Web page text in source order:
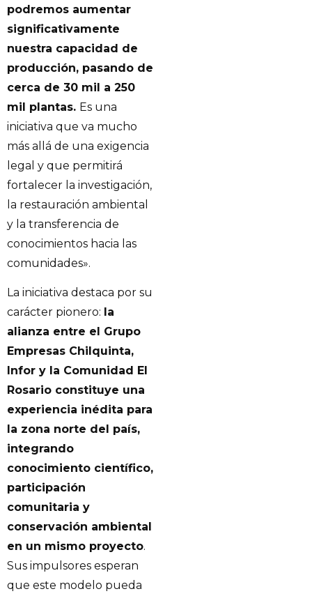
podremos aumentar
significativamente
nuestra capacidad de
producción, pasando de
cerca de 30 mil a 250
mil plantas. Es una
iniciativa que va mucho
más allá de una exigencia
legal y que permitirá
fortalecer la investigación,
la restauración ambiental
y la transferencia de
conocimientos hacia las
comunidades».
La iniciativa destaca por su
carácter pionero: la
alianza entre el Grupo
Empresas Chilquinta,
Infor y la Comunidad El
Rosario constituye una
experiencia inédita para
la zona norte del país,
integrando
conocimiento científico,
participación
comunitaria y
conservación ambiental
en un mismo proyecto.
Sus impulsores esperan
que este modelo pueda